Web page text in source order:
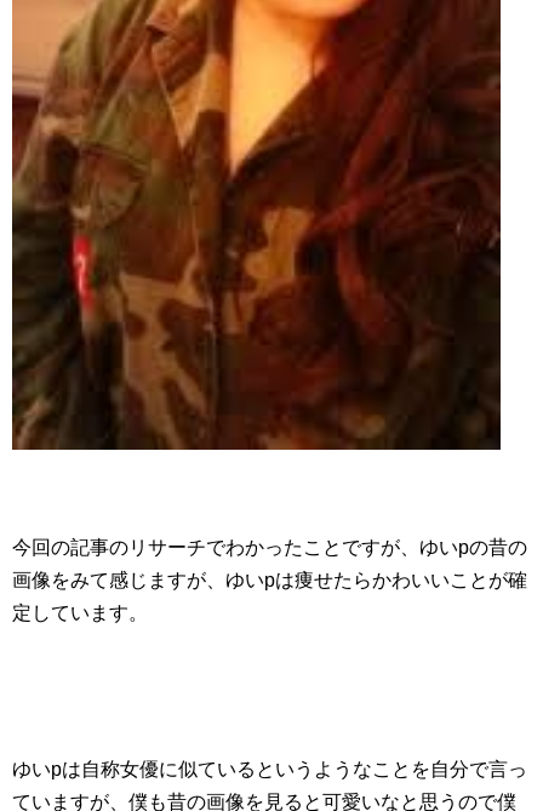
今回の記事のリサーチでわかったことですが、ゆいpの昔の
画像をみて感じますが、ゆいpは痩せたらかわいいことが確
定しています。
ゆいpは自称女優に似ているというようなことを自分で言っ
ていますが、僕も昔の画像を見ると可愛いなと思うので僕